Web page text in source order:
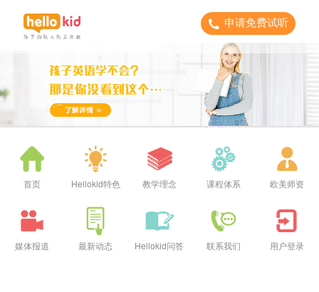
申请免费试听
首页 Hellokid特色 教学理念 课程体系 欧美师资
媒体报道 最新动态 Hellokid问答 联系我们 用户登录